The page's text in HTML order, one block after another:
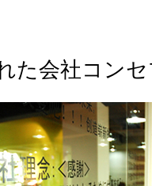
た会社コン